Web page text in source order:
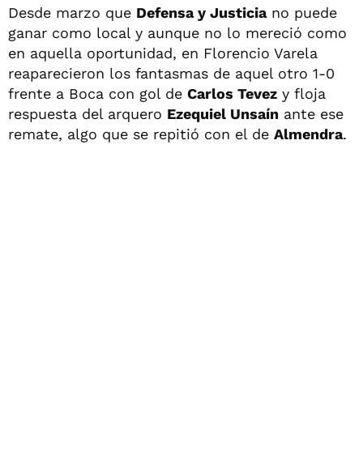
Desde marzo que Defensa y Justiciano puede
ganar como local y aunque no lo mereció como
en aquella oportunidad, en Florencio Varela
reaparecieron los fantasmas de aquel otro 1-0
frente a Boca con gol de Carlos Tevez y floja
respuesta del arquero Ezequiel Unsaín ante ese
remate, algo que se repitió con el de Almendra.